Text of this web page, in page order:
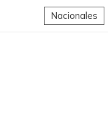
Nacionales